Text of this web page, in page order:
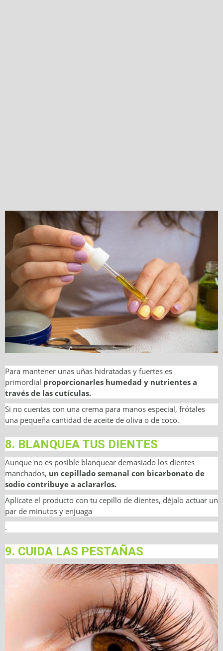
Para mantener unas uñas hidratadas y fuertes es
primordial proporcionarles humedad y nutrientes a
través de las cutículas.
Si no cuentas con una crema para manos especial, frótales
una pequeña cantidad de aceite de oliva o de coco.
8. BLANQUEA TUS DIENTES
Aunque no es posible blanquear demasiado los dientes
manchados, un cepillado semanal con bicarbonato de
sodio contribuye a aclararlos.
Aplícate el producto con tu cepillo de dientes, déjalo actuar un
par de minutos y enjuaga
.
9. CUIDA LAS PESTAÑAS